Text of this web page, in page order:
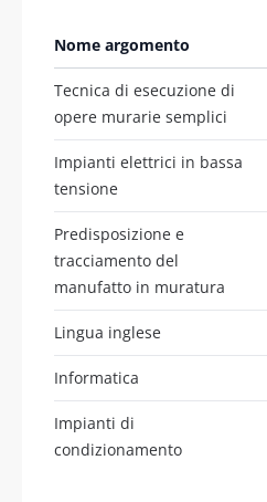
Nome argomento
Tecnica di esecuzione di
opere murarie semplici
Impianti elettrici in bassa
tensione
Predisposizione e
tracciamento del
manufatto in muratura
Lingua inglese
Informatica
Impianti di
condizionamento